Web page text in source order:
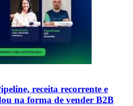
receita recorrente e
na forma de vender B2B